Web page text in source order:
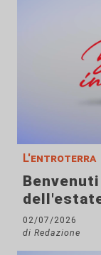
L'entroterra
02/07/2026
di Redazione